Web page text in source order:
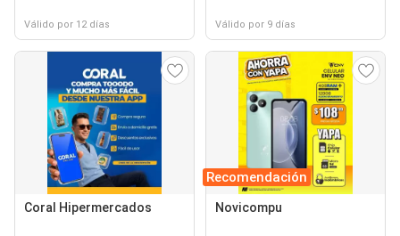
Válido por 12 días Válido por 9 días
Coral Hipermercados
Recomendación
Novicompu